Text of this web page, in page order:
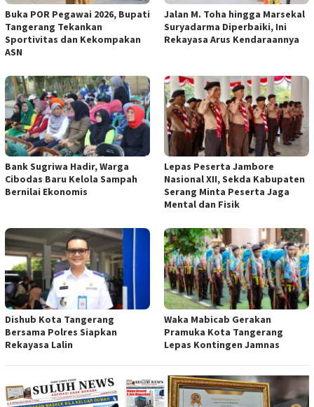
Buka POR Pegawai 2026, Bupati
Tangerang Tekankan
Sportivitas dan Kekompakan
ASN
Jalan M. Toha hingga Marsekal
Suryadarma Diperbaiki, Ini
Rekayasa Arus Kendaraannya
Bank Sugriwa Hadir, Warga
Cibodas Baru Kelola Sampah
Bernilai Ekonomis
Lepas Peserta Jambore
Nasional XII, Sekda Kabupaten
Serang Minta Peserta Jaga
Mental dan Fisik
Dishub Kota Tangerang
Bersama Polres Siapkan
Rekayasa Lalin
Waka Mabicab Gerakan
Pramuka Kota Tangerang
Lepas Kontingen Jamnas